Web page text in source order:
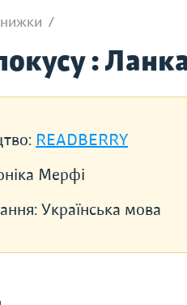
/
:
READBERRY
Мерфі
Українська мова